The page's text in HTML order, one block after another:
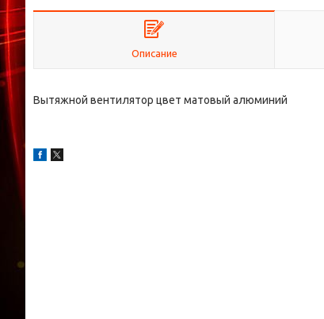
Описание
Вытяжной вентилятор цвет матовый алюминий